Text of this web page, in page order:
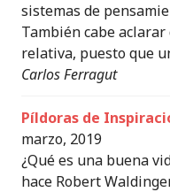
sistemas de
También cabe
relativa, puesto que
Carlos Ferragut
Píldoras de
marzo, 2019
¿Qué es una buena
hace Robert